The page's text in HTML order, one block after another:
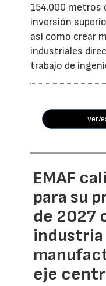
154.000 metros
inversión
así como crear
industriales
trabajo de
ver/
EMAF
para su
de 2027
industria
eje